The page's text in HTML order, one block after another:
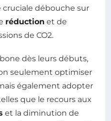
débouche sur
réduction et de
de CO2.
dès leurs débuts,
seulement optimiser
également adopter
que le recours aux
et la diminution de